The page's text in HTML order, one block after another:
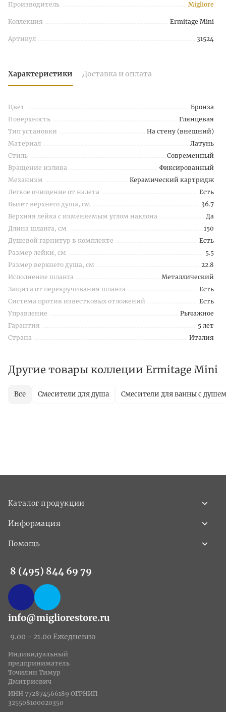
Производитель Migliore
Коллекция Ermitage Mini
Артикул 31524
Характеристики Доставка и оплата
Цвет
Бронза
Поверхность
Глянцевая
Тип установки
На стену (внешний)
Материал
Латунь
Стиль
Современный
Вращение излива
Фиксированный
Механизм
Керамический картридж
Легкое очищение от налета
Есть
Вылет верхнего душа, см
36.7
Верхняя лейка с изменяемым углом наклона
Да
Длина шланга, см
150
Душевой гарнитур в комплекте
Есть
Размер лейки, см
5.5
Размер верхнего душа, см
22.8
Исполнение шланга
Металлический
Защита от перекручивания шланга
Есть
Система против известковых отложений
Есть
Управление
Рычажное
Гарантия
5 лет
Страна
Италия
Другие товары коллеции Ermitage Mini
Все Смесители для душа Смесители для ванны с душем
Каталог продукции
Информация
Помощь
8 (495) 844 69 79
info@migliorestore.ru
9.00 - 21.00 Ежедневно
Индивидуальный
предприниматель
Точилин Тимур
Дмитриевич
ИНН 772874566189 ОГРНИП
325508100020350